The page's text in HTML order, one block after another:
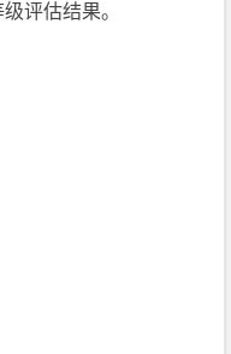
评估结果。